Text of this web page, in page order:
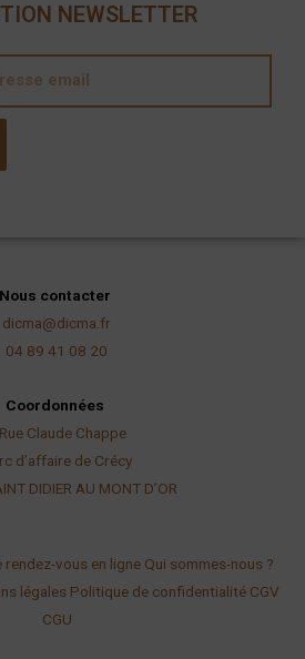
NEWSLETTER
Nous contacter
dicma@dicma.fr
04 89 41 08 20
Coordonnées
Claude Chappe
d’affaire de Crécy
DIDIER AU MONT D’OR
rendez-vous en ligne Qui sommes-nous ?
légales Politique de confidentialité CGV
CGU